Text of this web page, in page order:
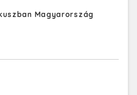
Magyarország